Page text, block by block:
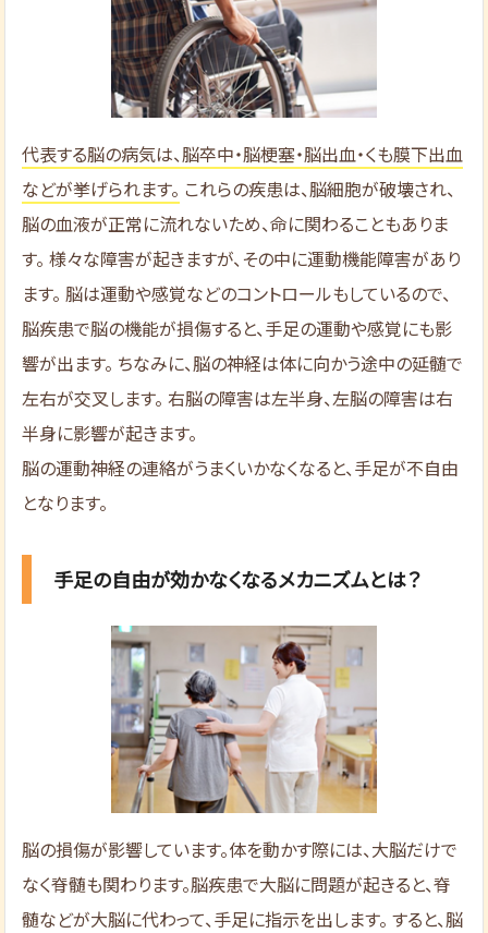
代表する脳の病気は、脳卒中・脳梗塞・脳出血・くも膜下出血
などが挙げられます。 これらの疾患は、脳細胞が破壊され、
脳の血液が正常に流れないため、命に関わることもありま
す。 様々な障害が起きますが、その中に運動機能障害があり
ます。 脳は運動や感覚などのコントロールもしているので、
脳疾患で脳の機能が損傷すると、手足の運動や感覚にも影
響が出ます。 ちなみに、脳の神経は体に向かう途中の延髄で
左右が交叉します。 右脳の障害は左半身、左脳の障害は右
半身に影響が起きます。
脳の運動神経の連絡がうまくいかなくなると、手足が不自由
となります。
手足の自由が効かなくなるメカニズムとは？
脳の損傷が影響しています。体を動かす際には、大脳だけで
なく脊髄も関わります。脳疾患で大脳に問題が起きると、脊
髄などが大脳に代わって、手足に指示を出します。 すると、脳